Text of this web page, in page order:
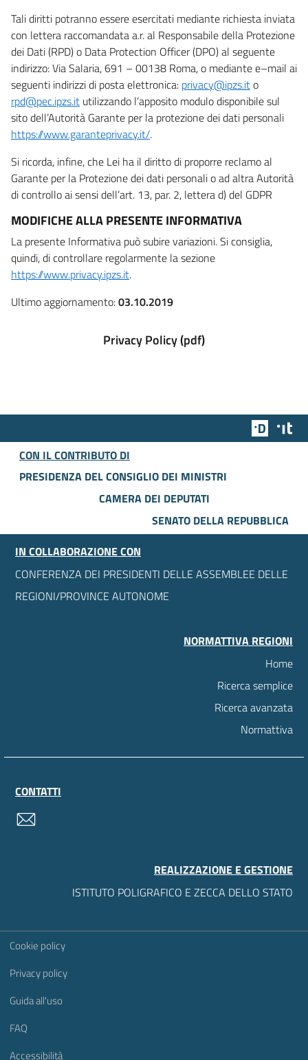
Tali diritti potranno essere esercitati mediante richiesta inviata
con lettera raccomandata a.r. al Responsabile della Protezione
dei Dati (RPD) o Data Protection Officer (DPO) al seguente
indirizzo: Via Salaria, 691 – 00138 Roma, o mediante e–mail ai
seguenti indirizzi di posta elettronica: privacy@ipzs.ito
rpd@pec.ipzs.it utilizzando l’apposito modulo disponibile sul
sito dell’Autorità Garante per la protezione dei dati personali
https://www.garanteprivacy.it/.
Si ricorda, infine, che Lei ha il diritto di proporre reclamo al
Garante per la Protezione dei dati personali o ad altra Autorità
di controllo ai sensi dell’art. 13, par. 2, lettera d) del GDPR
MODIFICHE ALLA PRESENTE INFORMATIVA
La presente Informativa può subire variazioni. Si consiglia,
quindi, di controllare regolarmente la sezione
https://www.privacy.ipzs.it.
Ultimo aggiornamento:03.10.2019
Privacy Policy (pdf)
Team
CON IL CONTRIBUTO DI
PRESIDENZA DEL CONSIGLIO DEI MINISTRI
CAMERA DEI DEPUTATI
SENATO DELLA REPUBBLICA
IN COLLABORAZIONE CON
CONFERENZA DEI PRESIDENTI DELLE ASSEMBLEE DELLE
REGIONI/PROVINCE AUTONOME
NORMATTIVA REGIONI
Home
Ricerca semplice
Ricerca avanzata
Normattiva
CONTATTI
REALIZZAZIONE E GESTIONE
ISTITUTO POLIGRAFICO E ZECCA DELLO STATO
Sezione Link Utili
Cookie policy
Privacy policy
Guida all'uso
FAQ
Accessibilità